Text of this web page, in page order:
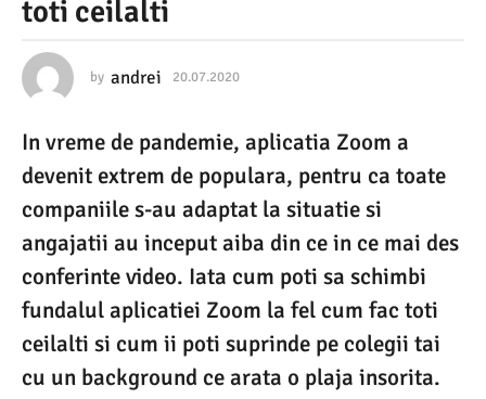
0
.
0
2
0
1
0
.
0
8
toti ceilalti
by andrei 20.07.2020
0
.
2
0
2
In vreme de pandemie, aplicatia Zoom a
devenit extrem de populara, pentru ca toate
companiile s-au adaptat la situatie si
angajatii au inceput aiba din ce in ce mai des
conferinte video. Iata cum poti sa schimbi
fundalul aplicatiei Zoom la fel cum fac toti
ceilalti si cum ii poti suprinde pe colegii tai
cu un background ce arata o plaja insorita.